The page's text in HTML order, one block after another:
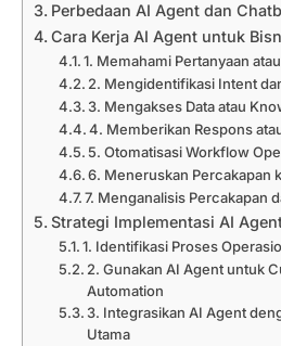
Perbedaan AI Agent dan
Cara Kerja AI Agent untuk
1. Memahami Pertanyaan
2. Mengidentifikasi Intent
3. Mengakses Data atau
4. Memberikan Respons
5. Otomatisasi Workflow
6. Meneruskan Percakapan
7. Menganalisis Percakapan
Strategi Implementasi AI
1. Identifikasi Proses
2. Gunakan AI Agent untuk
Automation
3. Integrasikan AI Agent
Utama